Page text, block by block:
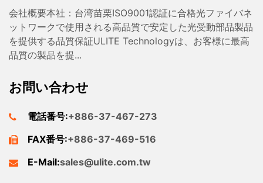
会社概要本社：台湾苗栗ISO9001認証に合格光ファイバネ
ットワークで使用される高品質で安定した光受動部品製品
を提供する品質保証ULITE Technologyは、お客様に最高
品質の製品を提...
お問い合わせ
電話番号:+886-37-467-273
FAX番号:+886-37-469-516
E-Mail:sales@ulite.com.tw